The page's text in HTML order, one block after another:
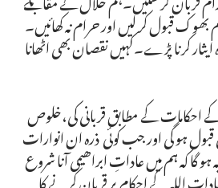
قبول کر لیں اور حرام نہ کھائیں۔
کرنا پڑے۔کہیں نقصان بھی اٹھانا
کے مطابق قربانی کی،خلوص
ہو گی اور جب کوئی ذرہ ان انوارات
ہو گا کہ ہم میں عاداتِ ابراھیمی آنا شروع
اللہ کے احکام پر قربان کرنے کا